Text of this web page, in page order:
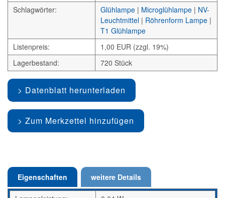
Schlagwörter: Glühlampe | Microglühlampe | NV-
Leuchtmittel | Röhrenform Lampe |
T1 Glühlampe
Listenpreis:
1,00 EUR (zzgl. 19%)
Lagerbestand:
720 Stück
Datenblatt herunterladen
Zum Merkzettel hinzufügen
Eigenschaften weitere Details